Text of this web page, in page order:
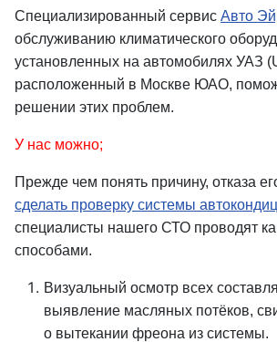
Специализированный сервис Авто
обслуживанию климатического
установленных на автомобилях УАЗ
расположенный в Москве ЮАО,
решении этих проблем.
У нас можно;
Прежде чем понять причину, отказа
сделать проверку системы
специалисты нашего СТО проводят
способами.
Визуальный осмотр всех
выявление масляных потёков,
о вытекании фреона из системы.